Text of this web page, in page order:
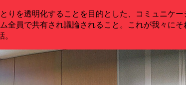
を透明化することを目的とした、コミュニケー
全員で共有され議論されること。これが我々に